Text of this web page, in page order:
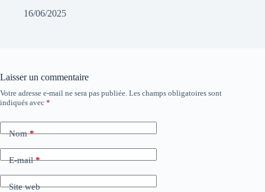
16/06/2025
Laisser un commentaire
Votre adresse e-mail ne sera pas publiée. Les champs obligatoires sont
indiqués avec *
Nom*
E-mail*
Site web